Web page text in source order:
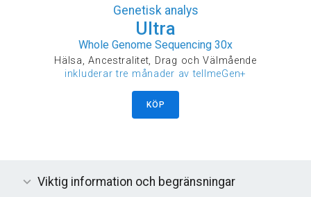
Genetisk analys
Ultra
Whole Genome Sequencing 30x
Hälsa, Ancestralitet, Drag och Välmående
inkluderar tre månader av tellmeGen+
KÖP
Viktig information och begränsningar